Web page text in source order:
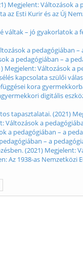
Változások a
az Esti Kurir és az Új
– jó gyakorlatok
a pedagógiában –
a pedagógiában – a
Változások a
kapcsolata szülői
kora
digitális
tapasztalatai. (2021)
a
a pedagógiában – a
– a
(2021) Megjelent:
1938-as